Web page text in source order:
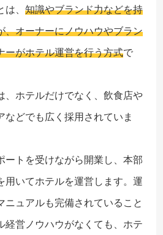
は、知識やブランド力などを持
、オーナーにノウハウやブラン
ーがホテル運営を行う方式で
、ホテルだけでなく、飲食店や
などでも広く採用されていま
ートを受けながら開業し、本部
用いてホテルを運営します。運
ニュアルも完備されていること
経営ノウハウがなくても、ホテ